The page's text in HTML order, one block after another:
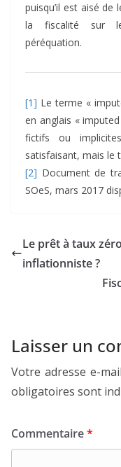
puisqu’il est aisé
la fiscalité sur le
péréquation.
[1] Le terme «
en anglais «
fictifs ou
satisfaisant, mais le
[2] Document de
SOeS, mars 2017
Le prêt à taux
inflationniste ?
Laisser un
Votre adresse e-
obligatoires sont
Commentaire*